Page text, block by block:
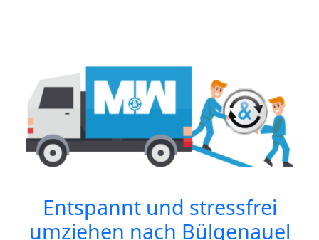
Entspannt und stressfrei
umziehen nach Bülgenauel